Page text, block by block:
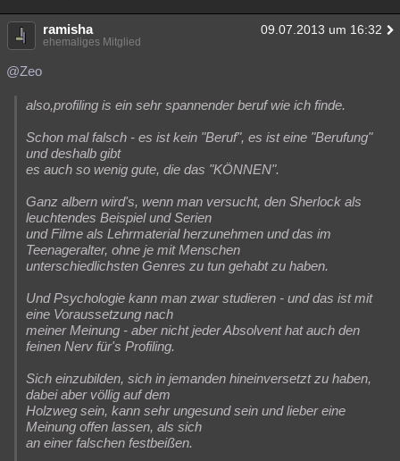
ramisha 09.07.2013 um 16:32
ehemaliges Mitglied
@Zeo
also,profiling is ein sehr spannender beruf wie ich finde.
Schon mal falsch - es ist kein "Beruf", es ist eine "Berufung"
und deshalb gibt
es auch so wenig gute, die das "KÖNNEN".
Ganz albern wird's, wenn man versucht, den Sherlock als
leuchtendes Beispiel und Serien
und Filme als Lehrmaterial herzunehmen und das im
Teenageralter, ohne je mit Menschen
unterschiedlichsten Genres zu tun gehabt zu haben.
Und Psychologie kann man zwar studieren - und das ist mit
eine Voraussetzung nach
meiner Meinung - aber nicht jeder Absolvent hat auch den
feinen Nerv für's Profiling.
Sich einzubilden, sich in jemanden hineinversetzt zu haben,
dabei aber völlig auf dem
Holzweg sein, kann sehr ungesund sein und lieber eine
Meinung offen lassen, als sich
an einer falschen festbeißen.